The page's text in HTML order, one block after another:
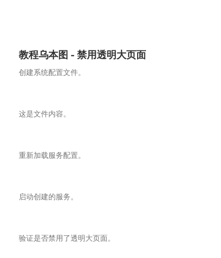
教程乌本图 - 禁用透明大页面
创建系统配置文件。
这是文件内容。
重新加载服务配置。
启动创建的服务。
验证是否禁用了透明大页面。